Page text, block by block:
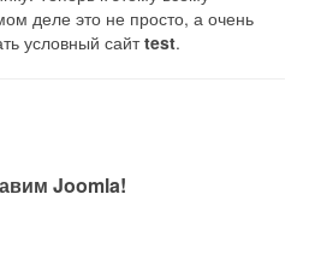
деле это не просто, а очень
условный сайтtest.
Joomla!